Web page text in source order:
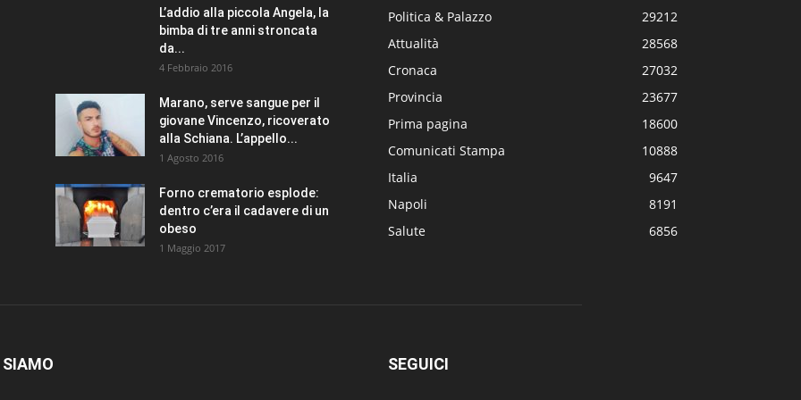
L’addio alla piccola Angela, la
bimba di tre anni stroncata
da...
4 Febbraio 2016
Marano, serve sangue per il
giovane Vincenzo, ricoverato
alla Schiana. L’appello...
1 Agosto 2016
Forno crematorio esplode:
dentro c’era il cadavere di un
obeso
1 Maggio 2017
Politica & Palazzo
29212
Attualità
28568
Cronaca
27032
Provincia
23677
Prima pagina
18600
Comunicati Stampa
10888
Italia
9647
Napoli
8191
Salute
6856
SEGUICI